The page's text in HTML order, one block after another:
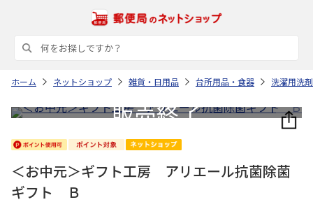
ホーム ネットショップ 雑貨・日用品 台所用品・食器 洗濯用洗剤
＜お中元＞ギフト工房 アリエール抗菌除菌
ギフト Ｂ